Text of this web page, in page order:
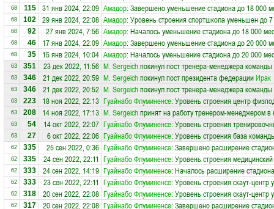
68 115 31 янв 2024, 22:09 Амадор: Завершено уменьшение стадиона до 18 000
68 102 29 янв 2024, 22:08 Амадор: Уровень строения спортшкола уменьшен до
68 92 27 янв 2024, 7:56 Амадор: Началось уменьшение стадиона до 18 000
68 46 17 янв 2024, 22:09 Амадор: Завершено уменьшение стадиона до 20 000
68 35 15 янв 2024, 10:04 Амадор: Началось уменьшение стадиона до 20 000
63 351 23 дек 2022, 11:56 М. Sergeichпокинул пост тренера-менеджера команды
63 346 21 дек 2022, 20:59 М. Sergeichпокинул пост президента федерацииИрак
63 346 21 дек 2022, 20:52 М. Sergeichпокинул пост тренера-менеджера команды
63 223 18 ноя 2022, 22:13 Гуайнабо Флуминенсе: Уровень строения центр
63 208 14 ноя 2022, 17:13 М. Sergeichпринят на работу тренером-менеджером
63 54 14 окт 2022, 22:07 Гуайнабо Флуминенсе: Уровень строения
63 27 6 окт 2022, 22:06 Гуайнабо Флуминенсе: Уровень строения база
62 335 25 сен 2022, 0:36 Гуайнабо Флуминенсе: Завершено расширение
62 335 24 сен 2022, 22:11 Гуайнабо Флуминенсе: Уровень строения
62 333 24 сен 2022, 14:19 Гуайнабо Флуминенсе: Началось расширение
62 333 23 сен 2022, 22:11 Гуайнабо Флуминенсе: Уровень строения скаут-центр
62 318 20 сен 2022, 22:08 Гуайнабо Флуминенсе: Уровень строения скаут-центр
62 317 20 сен 2022, 22:08 Гуайнабо Флуминенсе: Завершено расширение